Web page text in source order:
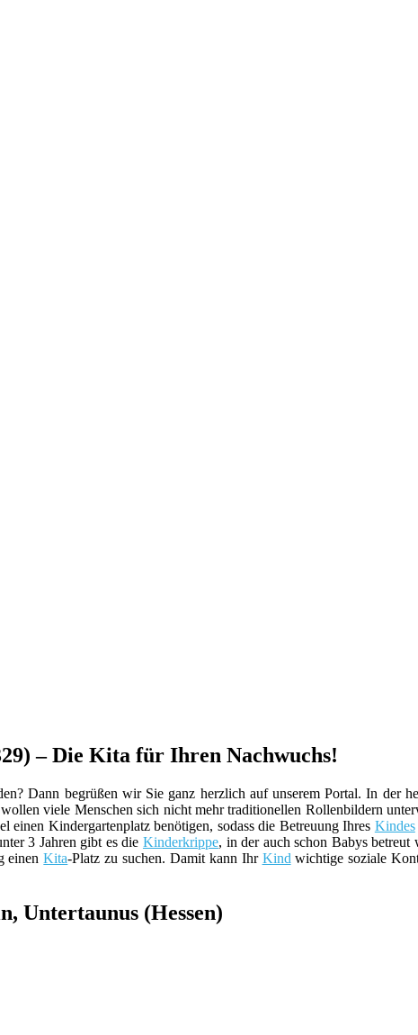
– Die Kita für Ihren Nachwuchs!
Dann begrüßen wir Sie ganz herzlich auf unserem Portal. In der
viele Menschen sich nicht mehr traditionellen Rollenbildern
Kindergartenplatz benötigen, sodass die Betreuung Ihres Kindes
3 Jahren gibt es die Kinderkrippe, in der auch schon Babys
einenKita-Platz zu suchen. Damit kann Ihr Kind wichtige soziale
Untertaunus (Hessen)